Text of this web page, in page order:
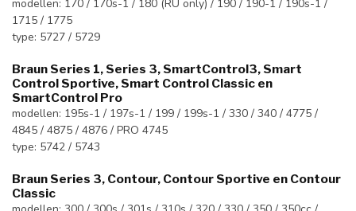
modellen: 170 / 170s-1 / 180 (RU only) / 190 / 190-1 / 190s-1 /
1715 / 1775
type: 5727 / 5729
Braun Series 1, Series 3, SmartControl3, Smart
Control Sportive, Smart Control Classic en
SmartControl Pro
modellen: 195s-1 / 197s-1 / 199 / 199s-1 / 330 / 340 / 4775 /
4845 / 4875 / 4876 / PRO 4745
type: 5742 / 5743
Braun Series 3, Contour, Contour Sportive en Contour
Classic